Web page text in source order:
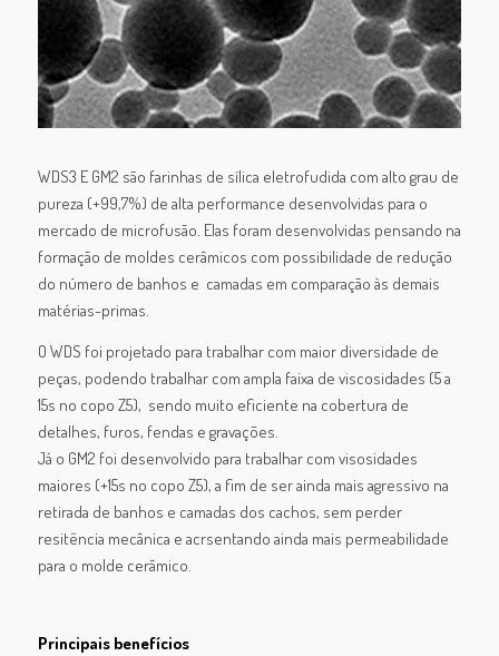
WDS3 E GM2 são farinhas de sílica eletrofudida com alto grau de
pureza (+99,7%) de alta performance desenvolvidas para o
mercado de microfusão. Elas foram desenvolvidas pensando na
formação de moldes cerâmicos com possibilidade de redução
do número de banhos e camadas em comparação às demais
matérias-primas.
O WDS foi projetado para trabalhar com maior diversidade de
peças, podendo trabalhar com ampla faixa de viscosidades (5 a
15s no copo Z5), sendo muito eficiente na cobertura de
detalhes, furos, fendas e gravações.
Já o GM2 foi desenvolvido para trabalhar com visosidades
maiores (+15s no copo Z5), a fim de ser ainda mais agressivo na
retirada de banhos e camadas dos cachos, sem perder
resitência mecânica e acrsentando ainda mais permeabilidade
para o molde cerâmico.
Principais benefícios